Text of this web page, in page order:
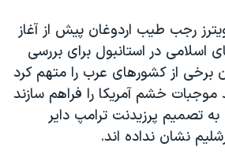
رهبری ایران
رجب طیب اردوغان پیش از آغاز
در استانبول برای بررسی
برخی از کشورهای عرب را متهم کرد
خشم آمریکا را فراهم سازند
تصمیم پرزیدنت ترامپ دایر
نشان نداده اند.